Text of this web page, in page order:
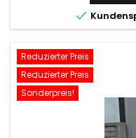

Reduzierter Preis
Reduzierter Preis
Sonderpreis!